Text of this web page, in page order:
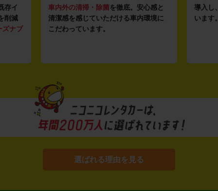
存イ
削減
ズナブ
車内外の清掃・除菌を徹底。安心感と
清潔感を感じていただける車内環境に
こだわっています。
導入し
います
選ばれる理由を見る